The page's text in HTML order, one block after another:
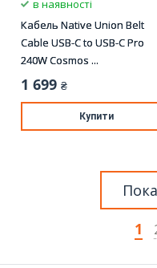
в наявності
Кабель Native Union Belt
Cable USB-C to USB-C Pro
240W Cosmos ...
1 699 ₴
Купити
1